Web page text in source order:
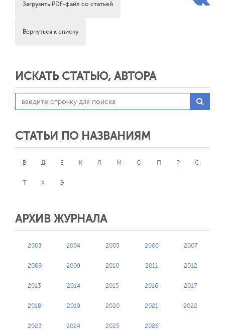
Загрузить PDF-файл со статьей
Вернуться к списку
ИСКАТЬ СТАТЬЮ, АВТОРА
СТАТЬИ ПО НАЗВАНИЯМ
В Д Е К Л М О П Р С
Т Х Э
АРХИВ ЖУРНАЛА
2003 2004 2005 2006 2007
2008 2009 2010 2011 2012
2013 2014 2015 2016 2017
2018 2019 2020 2021 2022
2023 2024 2025 2026